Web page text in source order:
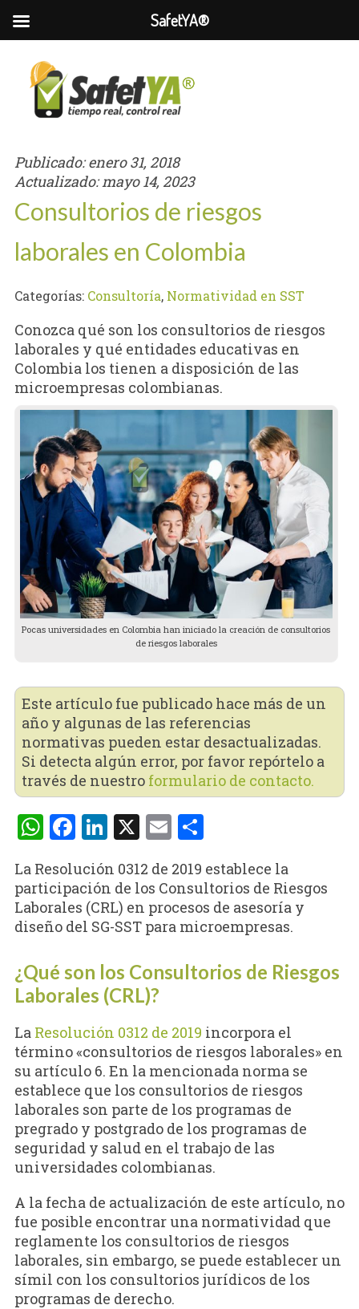
Publicado:enero 31, 2018
Actualizado:mayo 14, 2023
Consultorios de riesgos
laborales en Colombia
Categorías: Consultoría, Normatividad en SST
Conozca qué son los consultorios de riesgos
laborales y qué entidades educativas en
Colombia los tienen a disposición de las
microempresas colombianas.
Pocas universidades en Colombia han iniciado la creación de consultorios
de riesgos laborales
Este artículo fue publicado hace más de un
año y algunas de las referencias
normativas pueden estar desactualizadas.
Si detecta algún error, por favor repórtelo a
través de nuestro formulario de contacto.
WhatsApp
Facebook
LinkedIn
X EmailCompartir
La Resolución 0312 de 2019 establece la
participación de los Consultorios de Riesgos
Laborales (CRL) en procesos de asesoría y
diseño del SG-SST para microempresas.
¿Qué son los Consultorios de Riesgos
Laborales (CRL)?
La Resolución 0312 de 2019 incorpora el
término «consultorios de riesgos laborales» en
su artículo 6. En la mencionada norma se
establece que los consultorios de riesgos
laborales son parte de los programas de
pregrado y postgrado de los programas de
seguridad y salud en el trabajo de las
universidades colombianas.
A la fecha de actualización de este artículo, no
fue posible encontrar una normatividad que
reglamente los consultorios de riesgos
laborales, sin embargo, se puede establecer un
símil con los consultorios jurídicos de los
programas de derecho.
SafetYA®